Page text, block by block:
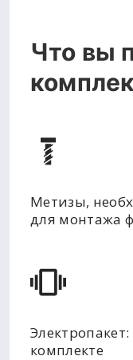
Что вы
Метизы,
для монтажа
Электропакет:
комплекте